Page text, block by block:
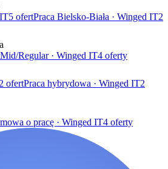
5 ofertPraca Bielsko-Biała · Winged IT2
Mid/Regular · Winged IT4 oferty
ofertPraca hybrydowa · Winged IT2
o pracę · Winged IT4 oferty